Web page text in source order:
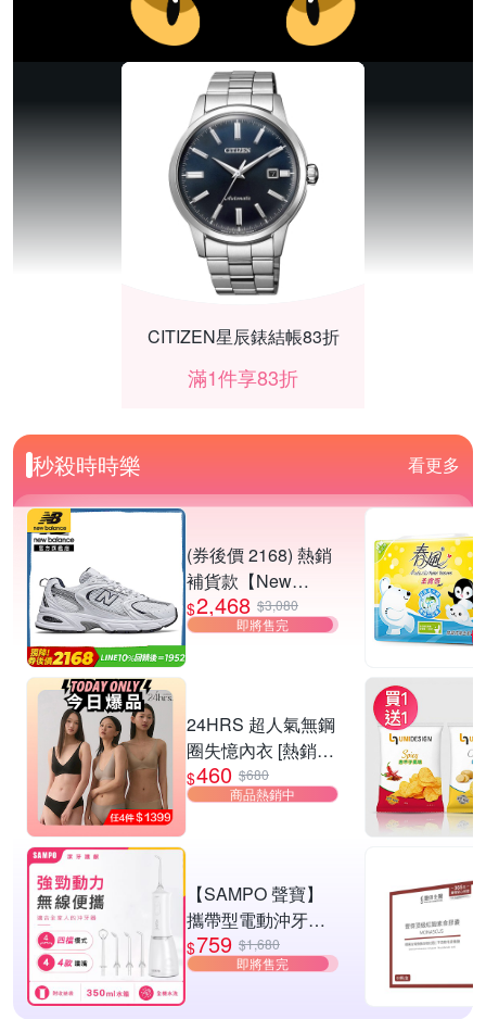
CITIZEN星辰錶結帳83折
滿1件享83折
滿1件享95折
秒殺時時樂 看更多
(券後價 2168) 熱銷
補貨款【New
Balance】復古運動
鞋_中性_白銀
$2,468 $3,080
即將售完
24HRS 超人氣無鋼
圈失憶內衣 [熱銷好
評]
$460 $680
商品熱銷中
【SAMPO 聲寶】
攜帶型電動沖牙機/
洗牙器/沖牙器(WB-
Z2506NL)
$759 $1,680
即將售完